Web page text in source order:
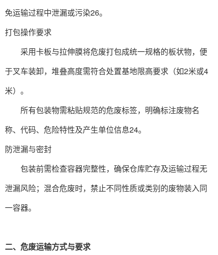
免运输过程中泄漏或污染‌26。
‌打包操作要求‌
采用卡板与拉伸膜将危废打包成统一规格的板状物，便
于叉车装卸，堆叠高度需符合处置基地限高要求（如2米或4
米）。
所有包装物需粘贴规范的危废标签，明确标注废物名
称、代码、危险特性及产生单位信息‌24。
‌防泄漏与密封‌
包装前需检查容器完整性，确保仓库贮存及运输过程无
泄漏风险；混合危废时，禁止不同性质或类别的废物装入同
一容器。
二、‌危废运输方式与要求‌